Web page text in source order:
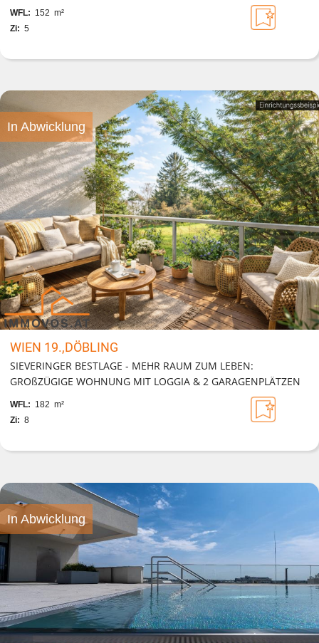
WFL: 152 m²
Zi: 5
In Abwicklung
WIEN 19.,DÖBLING
SIEVERINGER BESTLAGE - MEHR RAUM ZUM LEBEN:
GROßZÜGIGE WOHNUNG MIT LOGGIA & 2 GARAGENPLÄTZEN
WFL: 182 m²
Zi: 8
In Abwicklung